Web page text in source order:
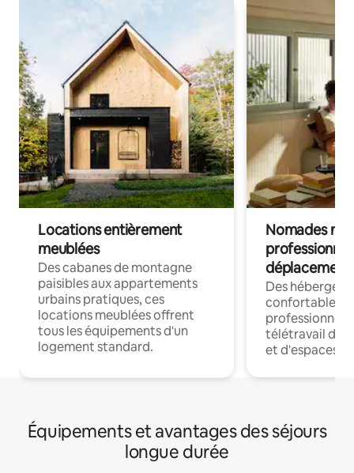
Locations entièrement
meublées
Des cabanes de montagne
paisibles aux appartements
urbains pratiques, ces
locations meublées offrent
tous les équipements d'un
logement standard.
Nomades
déplacement
Des
confortables
professionnels
télétravail
et d'espaces
Équipements et avantages des séjours
longue durée